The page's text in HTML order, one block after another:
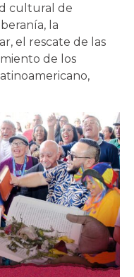
cultural de
la
el rescate de las
de los